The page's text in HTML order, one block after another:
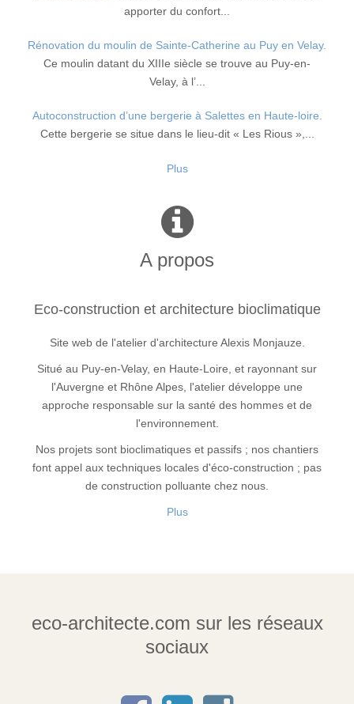
apporter du confort...
Rénovation du moulin de Sainte-Catherine au Puy en Velay.
Ce moulin datant du XIIIe siècle se trouve au Puy-en-
Velay, à l’...
Autoconstruction d’une bergerie à Salettes en Haute-loire.
Cette bergerie se situe dans le lieu-dit « Les Rious »,...
Plus
A propos
Eco-construction et architecture bioclimatique
Site web de l'atelier d'architecture Alexis Monjauze.
Situé au Puy-en-Velay, en Haute-Loire, et rayonnant sur
l'Auvergne et Rhône Alpes, l'atelier développe une
approche responsable sur la santé des hommes et de
l'environnement.
Nos projets sont bioclimatiques et passifs ; nos chantiers
font appel aux techniques locales d'éco-construction ; pas
de construction polluante chez nous.
Plus
eco-architecte.com sur les réseaux
sociaux